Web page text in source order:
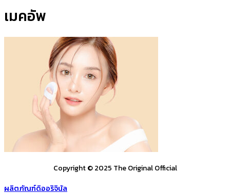
เมคอัพ
Copyright © 2025 The Original Official
ผลิตภัณฑ์ดิออริจินัล